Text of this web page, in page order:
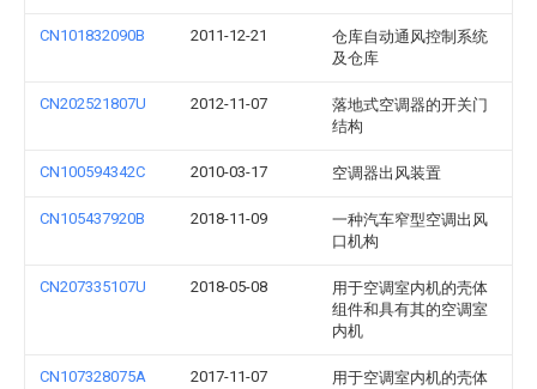
CN101832090B 2011-12-21
仓库自动通风控制系统
及仓库
CN202521807U 2012-11-07
落地式空调器的开关门
结构
CN100594342C 2010-03-17 空调器出风装置
CN105437920B 2018-11-09
一种汽车窄型空调出风
口机构
CN207335107U 2018-05-08
用于空调室内机的壳体
组件和具有其的空调室
内机
CN107328075A 2017-11-07
用于空调室内机的壳体